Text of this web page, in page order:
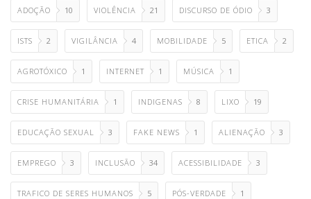
ADOÇÃO 10 VIOLÊNCIA 21 DISCURSO DE ÓDIO 3
ISTS 2 VIGILÂNCIA 4 MOBILIDADE 5 ETICA 2
AGROTÓXICO 1 INTERNET 1 MÚSICA 1
CRISE HUMANITÁRIA 1 INDIGENAS 8 LIXO 19
EDUCAÇÃO SEXUAL 3 FAKE NEWS 1 ALIENAÇÃO 3
EMPREGO 3 INCLUSÃO 34 ACESSIBILIDADE 3
TRAFICO DE SERES HUMANOS 5 PÓS-VERDADE 1